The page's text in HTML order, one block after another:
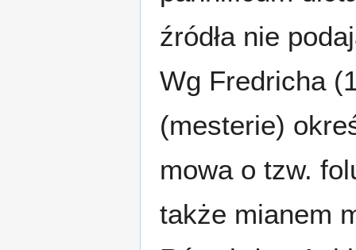
źródła nie
Wg Fredricha
(mesterie)
mowa o tzw.
także mianem